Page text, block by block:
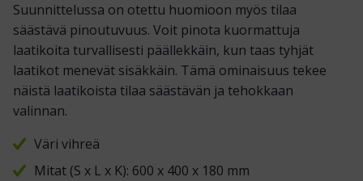
Suunnittelussa on otettu huomioon myös tilaa
säästävä pinoutuvuus. Voit pinota kuormattuja
laatikoita turvallisesti päällekkäin, kun taas tyhjät
laatikot menevät sisäkkäin. Tämä ominaisuus tekee
näistä laatikoista tilaa säästävän ja tehokkaan
valinnan.
Väri vihreä
Mitat (S x L x K): 600 x 400 x 180 mm